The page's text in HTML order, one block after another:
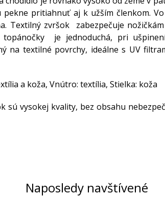
pritiahnuť aj k užším členkom.
Textilný zvršok zabezpečuje
je jednoduchá, pri
na textilné povrchy, ideálne s UV
a koža, Vnútro: textília, Stielka: koža
vysokej kvality, bez obsahu
Naposledy navštívené